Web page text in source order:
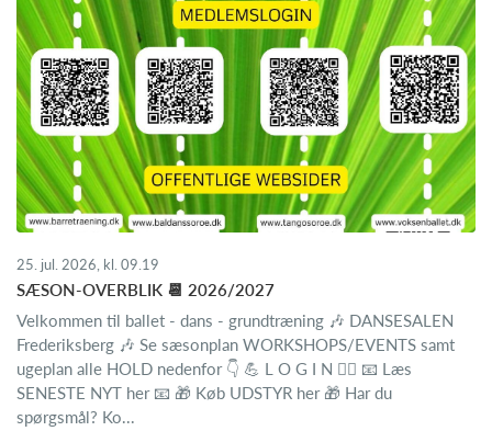
25. jul. 2026, kl. 09.19
SÆSON-OVERBLIK 📆 2026/2027
Velkommen til ballet - dans - grundtræning 🎶 DANSESALEN
Frederiksberg 🎶 Se sæsonplan WORKSHOPS/EVENTS samt
ugeplan alle HOLD nedenfor 👇 💪 L O G I N 🙋‍♀️ 📧 Læs
SENESTE NYT her 📧 🎁 Køb UDSTYR her 🎁 Har du
spørgsmål? Ko...